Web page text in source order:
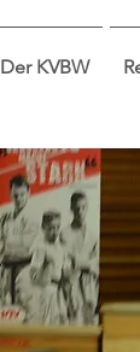
Der KVBW